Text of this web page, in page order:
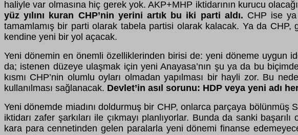
haliyle var olmasına hiç gerek yok. AKP+MHP iktidarının kurucu
yüz yılını kuran CHP’nin yerini artık bu iki parti aldı. CHP ise
tamamlamış bir parti olarak tabela partisi olarak kalacak. Ya da CHP,
kendine yeni bir yol açacak.
Yeni dönemin en önemli özelliklerinden birisi de: yeni döneme uygun
da; istenen düzeye ulaşmak için yeni Anayasa’nın şu ya da bu
kısmı CHP’nin olumlu oyları olmadan yapılması bir hayli zor. Bu
kullanılması sağlanacak. Devlet’in asıl sorunu: HDP veya yeni adı
Yeni dönemde miadını doldurmuş bir CHP, onlarca parçaya bölünmüş
iktidarı zafer şarkıları ile çıkmayı planlıyorlar. Bunda da sanki
kara para cennetinden gelen paralarla yeni dönemi finanse